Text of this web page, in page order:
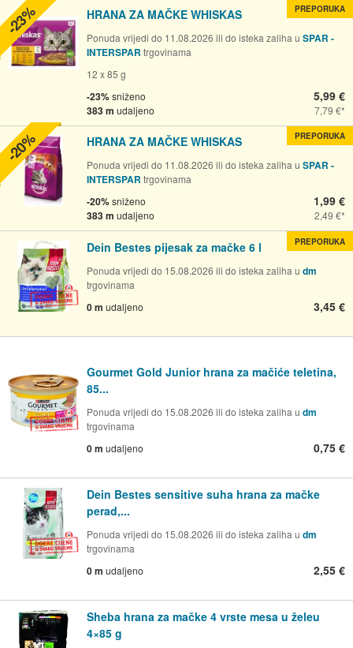
HRANA ZA MAČKE WHISKAS
Ponuda vrijedi do 11.08.2026 ili do isteka zaliha u SPAR -
INTERSPAR trgovinama
12 x 85 g
-23%sniženo
383 m udaljeno
5,99 €
7,79 €
PREPORUKA
-23%
HRANA ZA MAČKE WHISKAS
Ponuda vrijedi do 11.08.2026 ili do isteka zaliha u SPAR -
INTERSPAR trgovinama
-20%sniženo
383 m udaljeno
1,99 €
2,49 €
PREPORUKA
-20%
Dein Bestes pijesak za mačke 6 l
Ponuda vrijedi do 15.08.2026 ili do isteka zaliha u dm
trgovinama
0 m udaljeno 3,45 €
PREPORUKA
Gourmet Gold Junior hrana za mačiće teletina,
85...
Ponuda vrijedi do 15.08.2026 ili do isteka zaliha u dm
trgovinama
0 m udaljeno 0,75 €
Dein Bestes sensitive suha hrana za mačke
perad,...
Ponuda vrijedi do 15.08.2026 ili do isteka zaliha u dm
trgovinama
0 m udaljeno 2,55 €
Sheba hrana za mačke 4 vrste mesa u želeu
4×85 g